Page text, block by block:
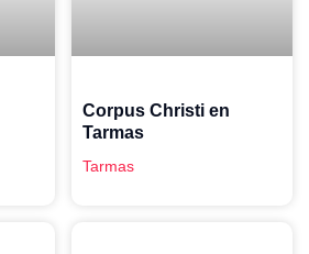
Corpus Christi en
Tarmas
Tarmas